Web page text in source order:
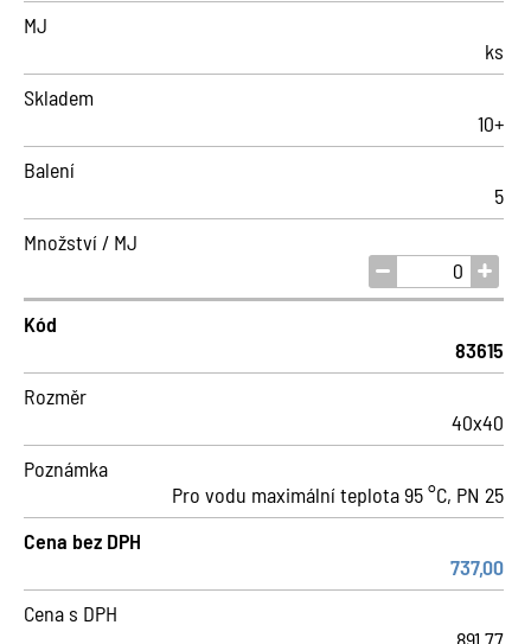
MJ
ks
Skladem
10+
Balení
5
Množství / MJ
Kód
83615
Rozměr
40x40
Poznámka
Pro vodu maximální teplota 95 °C, PN 25
Cena bez DPH
737,00
Cena s DPH